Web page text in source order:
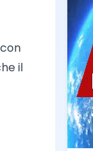
il